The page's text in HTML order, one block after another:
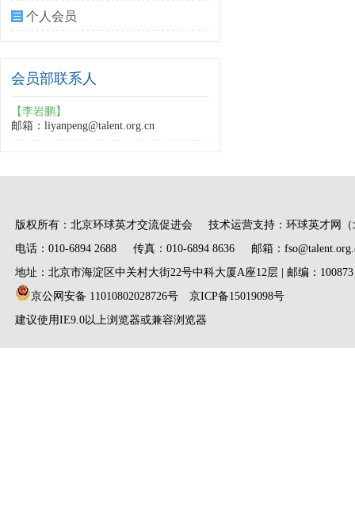
个人会员
会员部联系人
【李岩鹏】
邮箱：liyanpeng@talent.org.cn
版权所有：北京环球英才交流促进会 技术运营支持：环球英才网（
电话：010-6894 2688 传真：010-6894 8636 邮箱：
地址：北京市海淀区中关村大街22号中科大厦A座12层 | 邮编：100873
京公网安备 11010802028726号
京ICP备15019098号
建议使用IE9.0以上浏览器或兼容浏览器